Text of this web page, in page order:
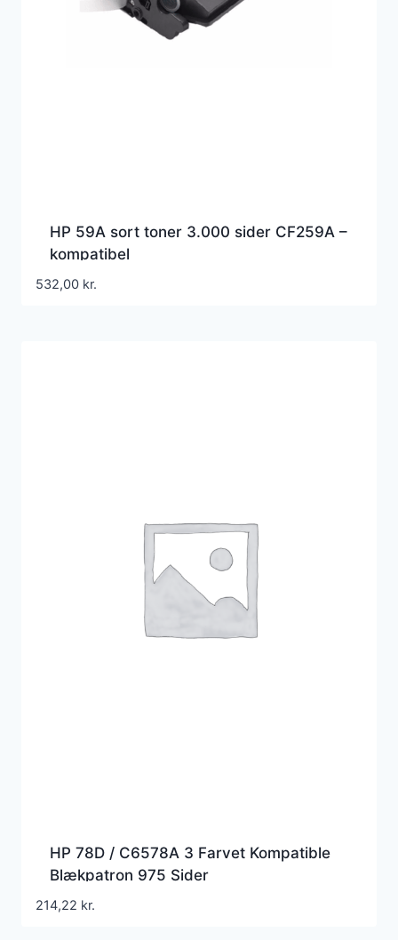
HP 59A sort toner 3.000 sider CF259A –
kompatibel
532,00 kr.
HP 78D / C6578A 3 Farvet Kompatible
Blækpatron 975 Sider
214,22 kr.